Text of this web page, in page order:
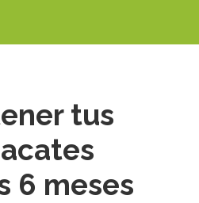
tus
6 meses